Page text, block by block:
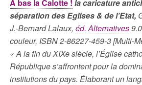
A bas la Calotte ! la caricature
séparation des Eglises & de l’Etat,
J.-Bernard Lalaux, éd. Alternatives
couleur, ISBN 2-86227-459-3 [Multi-
« A la fin du XIXe siècle, l’Église
République s’affrontent pour la
institutions du pays. Élaborant un